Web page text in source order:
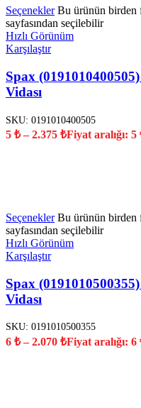
Seçenekler Bu ürünün birden
sayfasından seçilebilir
Hızlı Görünüm
Karşılaştır
Spax
Vidası
SKU: 0191010400505
5 ₺ –2.375 ₺Fiyat aralığı: 5
Seçenekler Bu ürünün birden
sayfasından seçilebilir
Hızlı Görünüm
Karşılaştır
Spax
Vidası
SKU: 0191010500355
6 ₺ –2.070 ₺Fiyat aralığı: 6